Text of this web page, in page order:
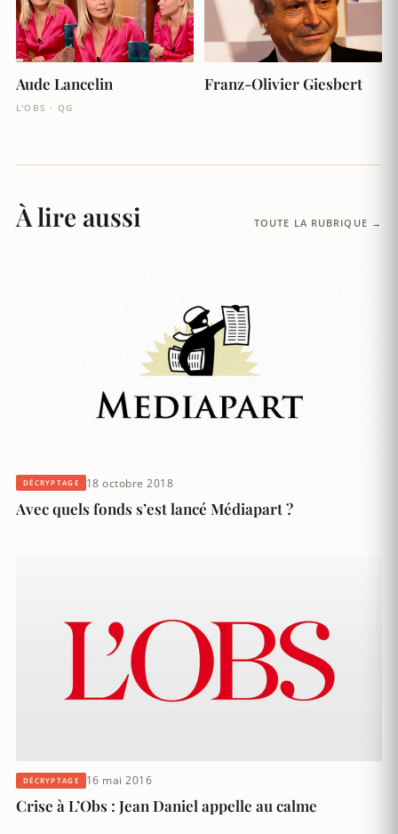
Aude Lancelin
L'OBS · QG
Franz-Olivier Giesbert
À lire aussi TOUTE LA RUBRIQUE →
DÉCRYPTAGE 18 octobre 2018
Avec quels fonds s’est lancé Médiapart ?
DÉCRYPTAGE 16 mai 2016
Crise à L’Obs : Jean Daniel appelle au calme